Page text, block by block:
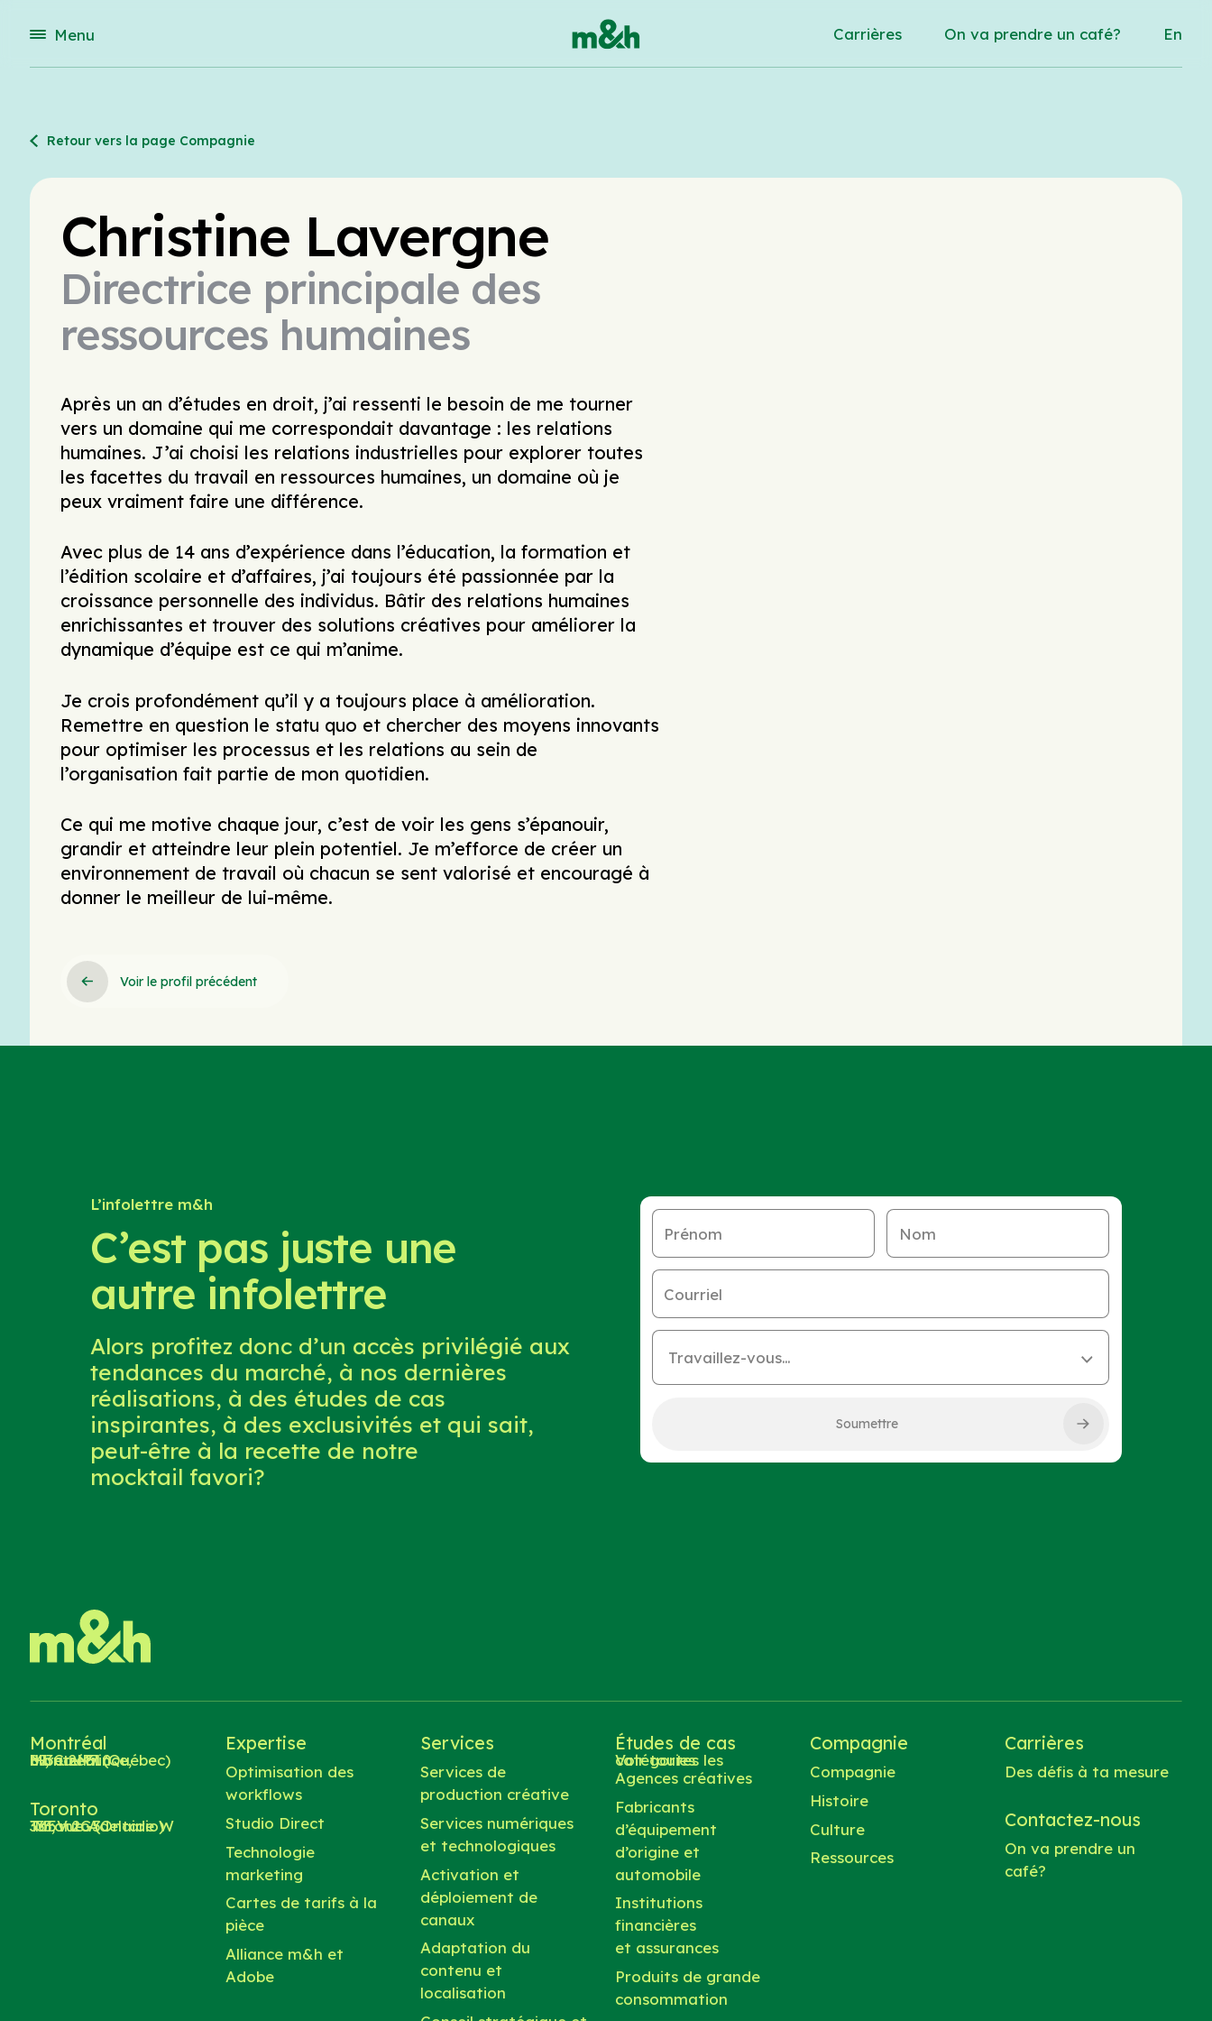
Carrières On va prendre un café? En
Menu
Retour vers la page Compagnie
En savoir plus sur Christine
Christine Lavergne
Directrice principale des
ressources humaines
Après un an d’études en droit, j’ai ressenti le besoin de me tourner
vers un domaine qui me correspondait davantage : les relations
humaines. J’ai choisi les relations industrielles pour explorer toutes
les facettes du travail en ressources humaines, un domaine où je
peux vraiment faire une différence.
Avec plus de 14 ans d’expérience dans l’éducation, la formation et
l’édition scolaire et d’affaires, j’ai toujours été passionnée par la
croissance personnelle des individus. Bâtir des relations humaines
enrichissantes et trouver des solutions créatives pour améliorer la
dynamique d’équipe est ce qui m’anime.
Je crois profondément qu’il y a toujours place à amélioration.
Remettre en question le statu quo et chercher des moyens innovants
pour optimiser les processus et les relations au sein de
l’organisation fait partie de mon quotidien.
Ce qui me motive chaque jour, c’est de voir les gens s’épanouir,
grandir et atteindre leur plein potentiel. Je m’efforce de créer un
environnement de travail où chacun se sent valorisé et encouragé à
donner le meilleur de lui-même.
Voir le profil précédent
L’infolettre m&h
C’est pas juste une
autre infolettre
Alors profitez donc d’un accès privilégié aux
tendances du marché, à nos dernières
réalisations, à des études de cas
inspirantes, à des exclusivités et qui sait,
peut-être à la recette de notre
mocktail favori?
Prénom Nom
Courriel
Travaillez-vous…
Soumettre
Montréal
87, rue Prince, bureau 310
Montréal (Québec) H3C 2M7
Toronto
333, rue Adelaide W
Toronto (Ontario) M5V 2G5
Expertise
Optimisation des
workflows
Studio Direct
Technologie
marketing
Cartes de tarifs à la
pièce
Alliance m&h et
Adobe
Services
Services de
production créative
Services numériques
et technologiques
Activation et
déploiement de
canaux
Adaptation du
contenu et
localisation
Études de cas
Voir toutes les catégories
Agences créatives
Fabricants
d’équipement
d’origine et
automobile
Institutions
financières
et assurances
Produits de grande
consommation
Compagnie
Compagnie
Histoire
Culture
Ressources
Carrières
Des défis à ta mesure
Contactez-nous
On va prendre un
café?